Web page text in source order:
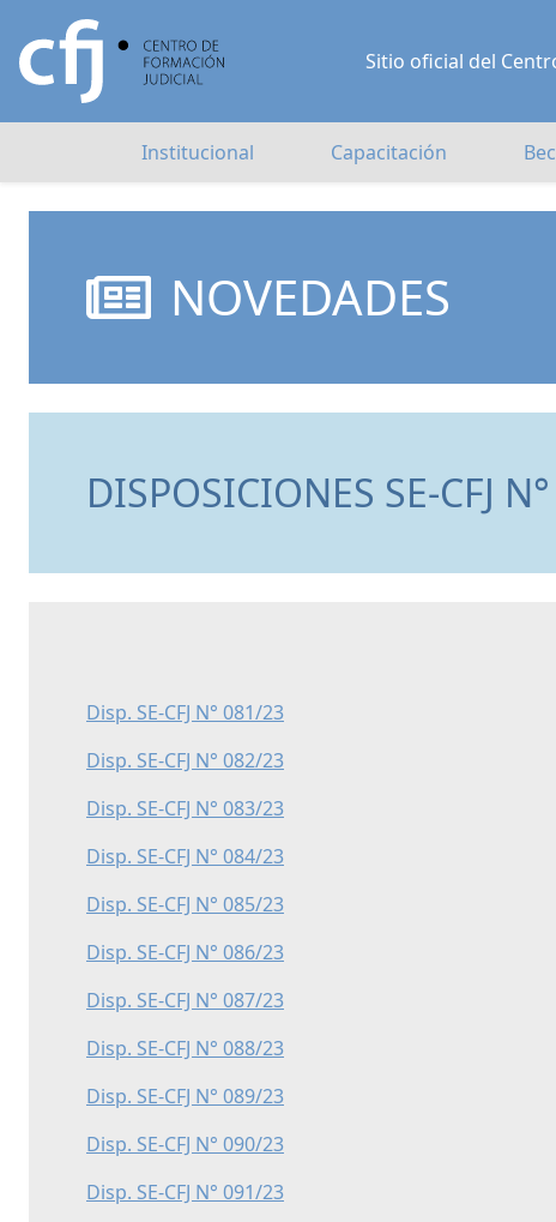
Sitio oficial del
Institucional Capacitación
NOVEDADES
DISPOSICIONES SE-CFJ
Disp. SE-CFJ N° 081/23
Disp. SE-CFJ N° 082/23
Disp. SE-CFJ N° 083/23
Disp. SE-CFJ N° 084/23
Disp. SE-CFJ N° 085/23
Disp. SE-CFJ N° 086/23
Disp. SE-CFJ N° 087/23
Disp. SE-CFJ N° 088/23
Disp. SE-CFJ N° 089/23
Disp. SE-CFJ N° 090/23
Disp. SE-CFJ N° 091/23